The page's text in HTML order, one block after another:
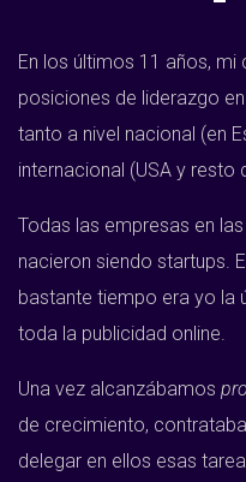
En los últimos 11 años,
posiciones de liderazgo
tanto a nivel nacional (en
internacional (USA y resto
Todas las empresas en
nacieron siendo startups.
bastante tiempo era yo la
toda la publicidad online.
Una vez alcanzábamos
de crecimiento,
delegar en ellos esas